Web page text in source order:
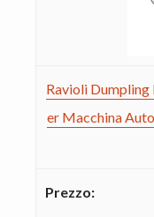
Ravioli
er Macchina